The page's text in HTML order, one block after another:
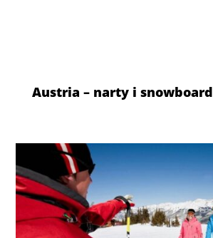
Austria – narty i snowboard